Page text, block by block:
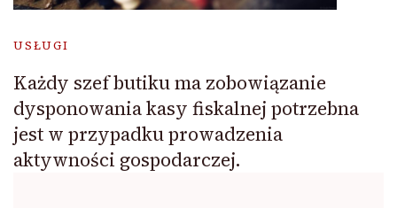
USŁUGI
Każdy szef butiku ma zobowiązanie
dysponowania kasy fiskalnej potrzebna
jest w przypadku prowadzenia
aktywności gospodarczej.